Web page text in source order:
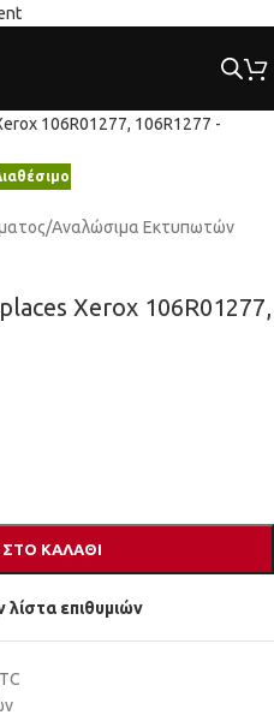
/Αναλώσιμα Εκτυπωτών
Xerox 106R01277,
ΚΑΛΆΘΙ
επιθυμιών